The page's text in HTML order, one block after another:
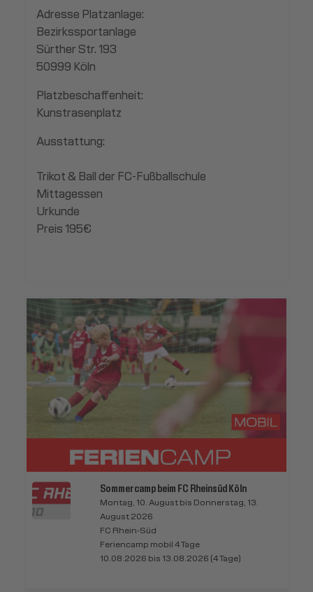
Adresse Platzanlage:
Bezirkssportanlage
Sürther Str. 193
50999 Köln
Platzbeschaffenheit:
Kunstrasenplatz
Ausstattung:
Trikot & Ball der FC-Fußballschule
Mittagessen
Urkunde
Preis 195€
Sommercamp beim FC Rheinsüd Köln
Montag, 10. August bis Donnerstag, 13.
August 2026
FC Rhein-Süd
Feriencamp mobil 4 Tage
10.08.2026 bis 13.08.2026 (4 Tage)